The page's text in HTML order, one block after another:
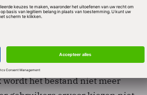
uit te zetten. Het bestand
van iTunes.
4.3.3 zorgt er voor dat de
het bestand niet meer